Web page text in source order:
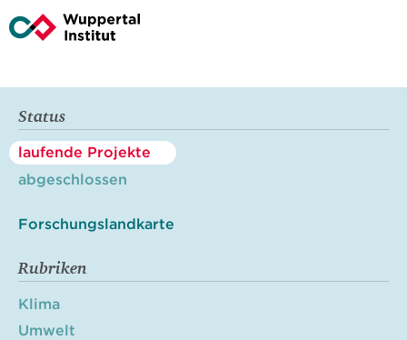
Status
laufende Projekte
abgeschlossen
Forschungslandkarte
Rubriken
Klima
Umwelt